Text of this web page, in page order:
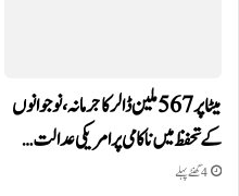
میٹا پر 567 ملین ڈالر کا جرمانہ، نوجوانوں
کے تحفظ میں ناکامی پر امریکی عدالت…
4 گھنٹے پہلے